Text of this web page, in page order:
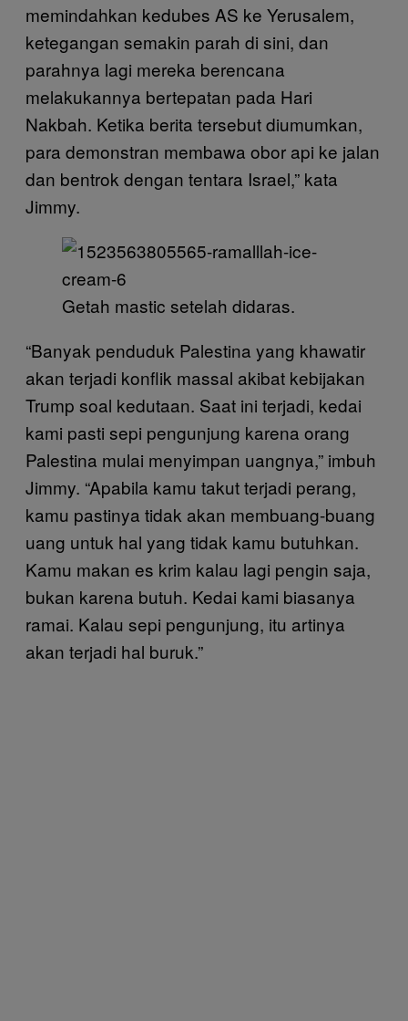
memindahkan kedubes AS ke Yerusalem,
ketegangan semakin parah di sini, dan
parahnya lagi mereka berencana
melakukannya bertepatan pada Hari
Nakbah. Ketika berita tersebut diumumkan,
para demonstran membawa obor api ke jalan
dan bentrok dengan tentara Israel,” kata
Jimmy.
Getah mastic setelah didaras.
“Banyak penduduk Palestina yang khawatir
akan terjadi konflik massal akibat kebijakan
Trump soal kedutaan. Saat ini terjadi, kedai
kami pasti sepi pengunjung karena orang
Palestina mulai menyimpan uangnya,” imbuh
Jimmy. “Apabila kamu takut terjadi perang,
kamu pastinya tidak akan membuang-buang
uang untuk hal yang tidak kamu butuhkan.
Kamu makan es krim kalau lagi pengin saja,
bukan karena butuh. Kedai kami biasanya
ramai. Kalau sepi pengunjung, itu artinya
akan terjadi hal buruk.”